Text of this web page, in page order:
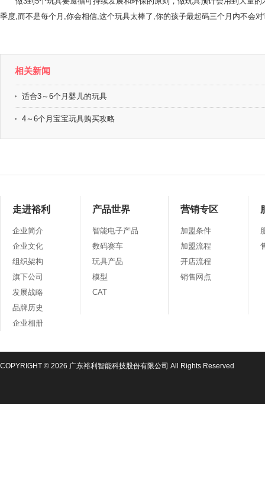
季度,而不是每个月,你会相信,这个玩具太棒了,你的孩子最起码三个月内不会
相关新闻
适合3～6个月婴儿的玩具
4～6个月宝宝玩具购买攻略
走进裕利
企业简介
企业文化
组织架构
旗下公司
发展战略
品牌历史
企业相册
产品世界
智能电子产品
数码赛车
玩具产品
模型
CAT
营销专区
加盟条件
加盟流程
开店流程
销售网点
COPYRIGHT © 2026 广东裕利智能科技股份有限公司 All Rights Reserved